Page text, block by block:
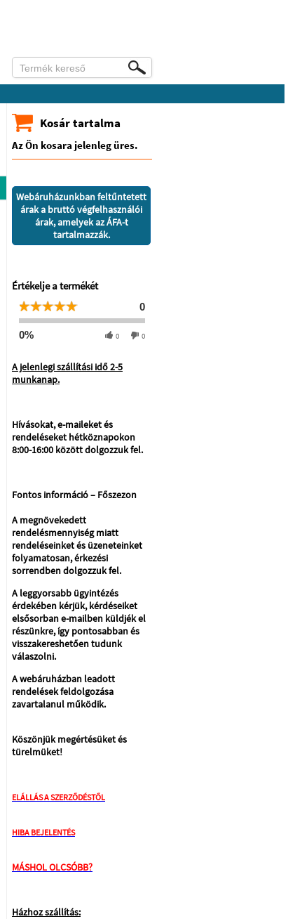
Kosár tartalma
Az Ön kosara jelenleg üres.
Webáruházunkban feltűntetett
árak a bruttó végfelhasználói
árak, amelyek az ÁFA-t
tartalmazzák.
Értékelje a termékét
0
0% 0 0
A jelenlegi szállítási idő 2-5
munkanap.
Hívásokat, e-maileket és
rendeléseket hétköznapokon
8:00-16:00 között dolgozzuk fel.
Fontos információ – Főszezon
A megnövekedett
rendelésmennyiség miatt
rendeléseinket és üzeneteinket
folyamatosan, érkezési
sorrendben dolgozzuk fel.
A leggyorsabb ügyintézés
érdekében kérjük, kérdéseiket
elsősorban e-mailben küldjék el
részünkre, így pontosabban és
visszakereshetően tudunk
válaszolni.
A webáruházban leadott
rendelések feldolgozása
zavartalanul működik.
Köszönjük megértésüket és
türelmüket!
ELÁLLÁS A SZERZŐDÉSTŐL
HIBA BEJELENTÉS
MÁSHOL OLCSÓBB?
Házhoz szállítás: